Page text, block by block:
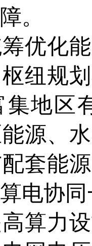
。
化能
纽规
集地区
源、
套能
电协
力设